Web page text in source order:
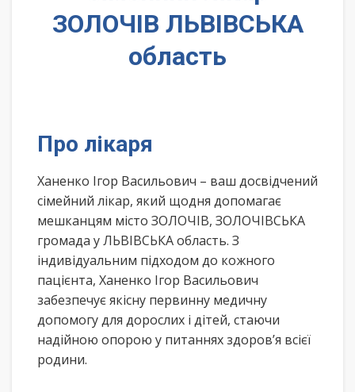
ЗОЛОЧІВ ЛЬВІВСЬКА
область
Про лікаря
Ханенко Ігор Васильович – ваш досвідчений
сімейний лікар, який щодня допомагає
мешканцям місто ЗОЛОЧІВ, ЗОЛОЧІВСЬКА
громада у ЛЬВІВСЬКА область. З
індивідуальним підходом до кожного
пацієнта, Ханенко Ігор Васильович
забезпечує якісну первинну медичну
допомогу для дорослих і дітей, стаючи
надійною опорою у питаннях здоров’я всієї
родини.